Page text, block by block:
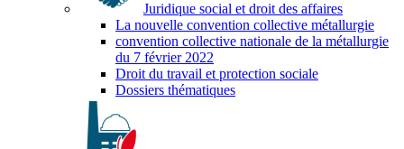
Juridique social et droit des affaires
La nouvelle convention collective métallurgie
convention collective nationale de la métallurgie
du 7 février 2022
Droit du travail et protection sociale
Dossiers thématiques